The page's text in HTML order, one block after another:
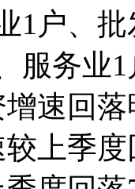
1 户、 批
服务业1
速回
上季度